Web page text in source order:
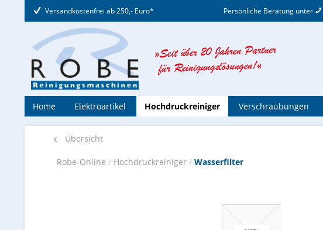
Versandkostenfrei ab 250,- Euro* Persönliche Beratung unter
Home Elektroartikel Hochdruckreiniger Verschraubungen
Übersicht
Robe-Online / Hochdruckreiniger / Wasserfilter